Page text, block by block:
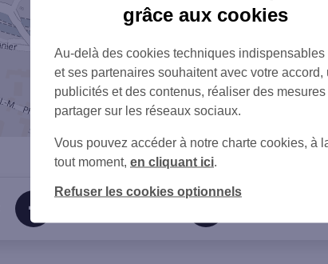
grâce aux cookies
Au-delà des cookies techniques
et ses partenaires souhaitent avec votre
publicités et des contenus, réaliser des
partager sur les réseaux sociaux.
Vous pouvez accéder à notre charte cookies, à
tout moment, en cliquant ici
Refuser les cookies optionnels